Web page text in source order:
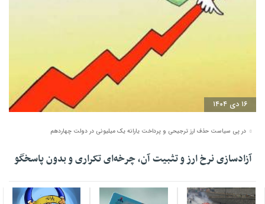
۱۶ دی ۱۴۰۴
در پی سیاست حذف ارز ترجیحی و پرداخت یارانه یک میلیونی در دولت چهاردهم
آزادسازی نرخ ارز و تثبیت آن، چرخه‌ای تکراری و بدون پاسخگو